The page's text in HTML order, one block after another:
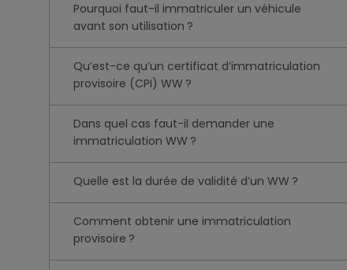
Pourquoi faut-il immatriculer un véhicule
avant son utilisation ?
Qu’est-ce qu’un certificat d’immatriculation
provisoire (CPI) WW ?
Dans quel cas faut-il demander une
immatriculation WW ?
Quelle est la durée de validité d’un WW ?
Comment obtenir une immatriculation
provisoire ?